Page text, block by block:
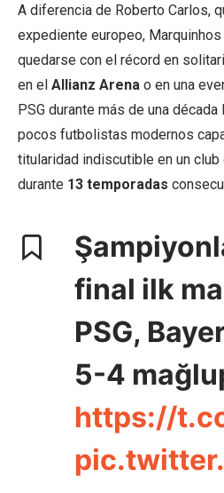
A diferencia de Roberto Carlos,
expediente europeo,
quedarse con el récord en
en el Allianz Arena o en una
PSG durante más de una
pocos futbolistas modernos
titularidad indiscutible en un
durante 13 temporadas
final ilk
PSG,
5-4
https://